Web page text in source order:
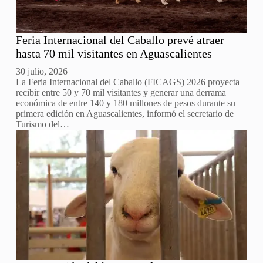
Feria Internacional del Caballo prevé atraer
hasta 70 mil visitantes en Aguascalientes
30 julio, 2026
La Feria Internacional del Caballo (FICAGS) 2026 proyecta
recibir entre 50 y 70 mil visitantes y generar una derrama
económica de entre 140 y 180 millones de pesos durante su
primera edición en Aguascalientes, informó el secretario de
Turismo del…